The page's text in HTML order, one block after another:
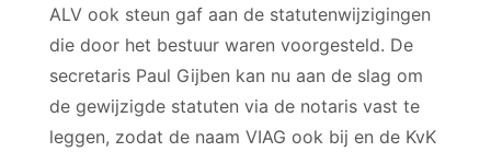
ALV ook steun gaf aan de statutenwijzigingen
die door het bestuur waren voorgesteld. De
secretaris Paul Gijben kan nu aan de slag om
de gewijzigde statuten via de notaris vast te
leggen, zodat de naam VIAG ook bij en de KvK